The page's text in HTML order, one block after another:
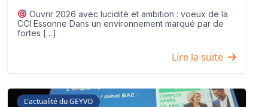
Ouvrir 2026 avec lucidité et ambition : voeux de la
CCI Essonne Dans un environnement marqué par de
fortes […]
Lire la suite
L'actualité du GEYVO